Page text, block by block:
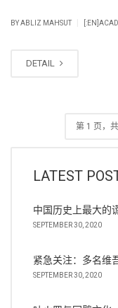
BYABLIZ MAHSUT
DETAIL
第 1 页，
LATEST
中国历史上最大的
SEPTEMBER 30, 2020
紧急关注：多名维
SEPTEMBER 30, 2020